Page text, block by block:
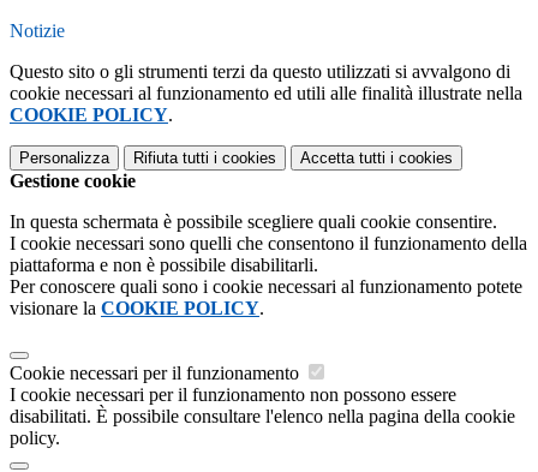
Notizie
Questo sito o gli strumenti terzi da questo utilizzati si avvalgono di
cookie necessari al funzionamento ed utili alle finalità illustrate nella
COOKIE POLICY.
Personalizza Rifiuta tutti i cookies Accetta tutti i cookies
Gestione cookie
In questa schermata è possibile scegliere quali cookie consentire.
I cookie necessari sono quelli che consentono il funzionamento della
piattaforma e non è possibile disabilitarli.
Per conoscere quali sono i cookie necessari al funzionamento potete
visionare la COOKIE POLICY.
Cookie necessari per il funzionamento
I cookie necessari per il funzionamento non possono essere
disabilitati. È possibile consultare l'elenco nella pagina della cookie
policy.